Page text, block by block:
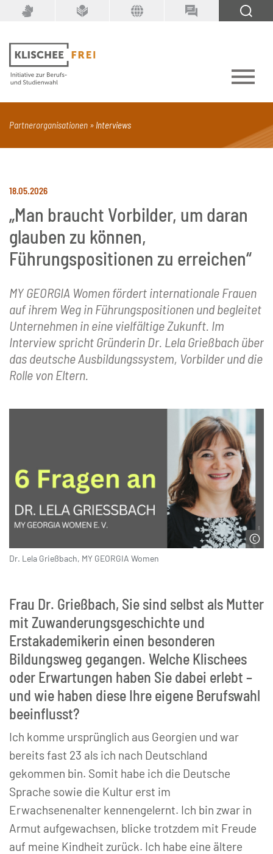
Suchbegriff
PDF Seite mit Video Alle Dokumenttypen
Partnerorganisationen Interviews
18.05.2026
„Man braucht Vorbilder, um daran
glauben zu können,
Führungspositionen zu erreichen“
MY GEORGIA Women fördert internationale Frauen
auf ihrem Weg in Führungspositionen und begleitet
Unternehmen in eine vielfältige Zukunft. Im
Interview spricht Gründerin Dr. Lela Grießbach über
das deutsche Ausbildungssystem, Vorbilder und die
Rolle von Eltern.
© Joanna Litwin
Dr. Lela Grießbach, MY GEORGIA Women
Frau Dr. Grießbach, Sie sind selbst als Mutter
mit Zuwanderungsgeschichte und
Erstakademikerin einen besonderen
Bildungsweg gegangen. Welche Klischees
oder Erwartungen haben Sie dabei erlebt –
und wie haben diese Ihre eigene Berufswahl
beeinflusst?
Ich komme ursprünglich aus Georgien und war
bereits fast 23 als ich nach Deutschland
gekommen bin. Somit habe ich die Deutsche
Sprache sowie die Kultur erst im
Erwachsenenalter kennengelernt. Ich bin zwar in
Armut aufgewachsen, blicke trotzdem mit Freude
auf meine Kindheit zurück. Ich habe eine ältere